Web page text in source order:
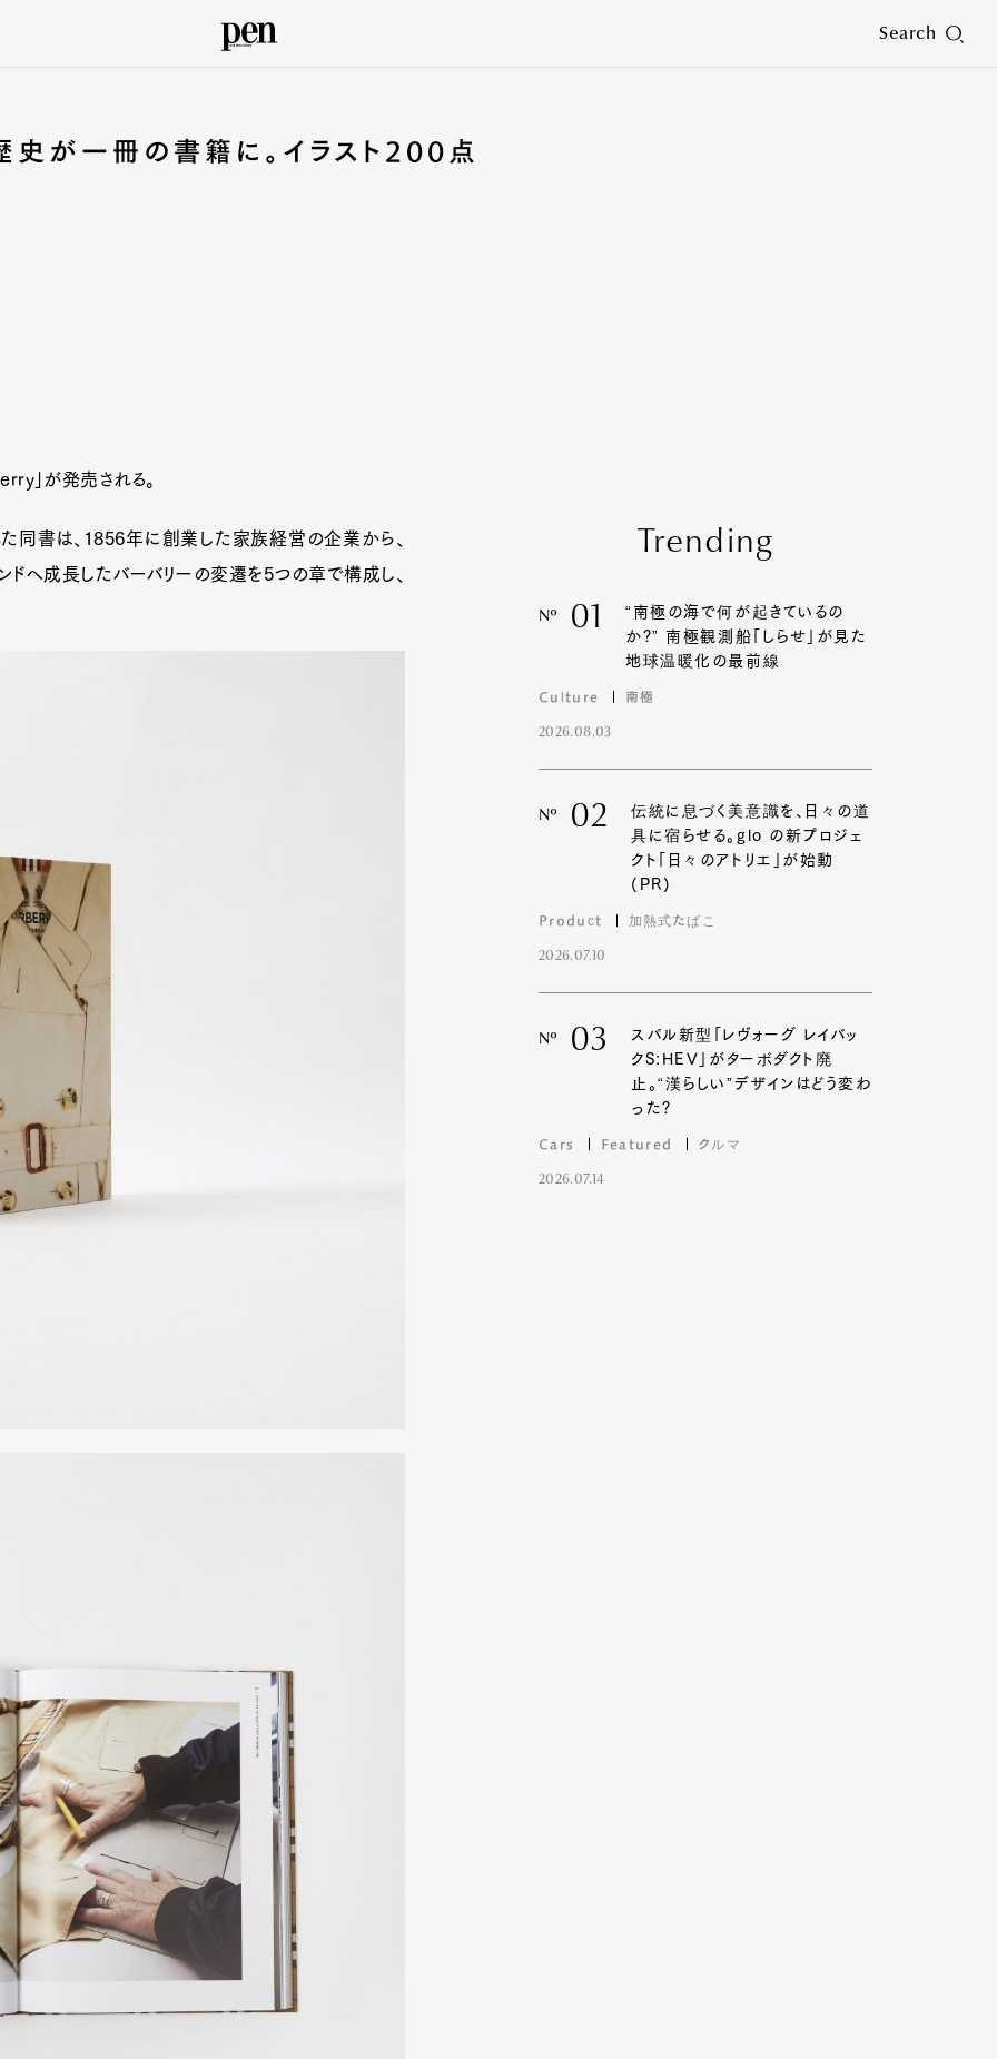
Search
が一冊の書籍に。イラスト200点
」が発売される。
同書は、1856年に創業した家族経営の企業から、
へ成長したバーバリーの変遷を5つの章で構成し、
Trending
Nº 01
“南極の海で何が起きているの
か?” 南極観測船「しらせ」が見た
地球温暖化の最前線
Culture 南極
2026.08.03
Nº 02
伝統に息づく美意識を、日々の道
具に宿らせる。glo の新プロジェ
クト「日々のアトリエ」が始動
(PR)
Product 加熱式たばこ
2026.07.10
Nº 03
スバル新型「レヴォーグ レイバッ
クS:HEV」がターボダクト廃
止。“漢らしい”デザインはどう変わ
った?
Cars Featured クルマ
2026.07.14